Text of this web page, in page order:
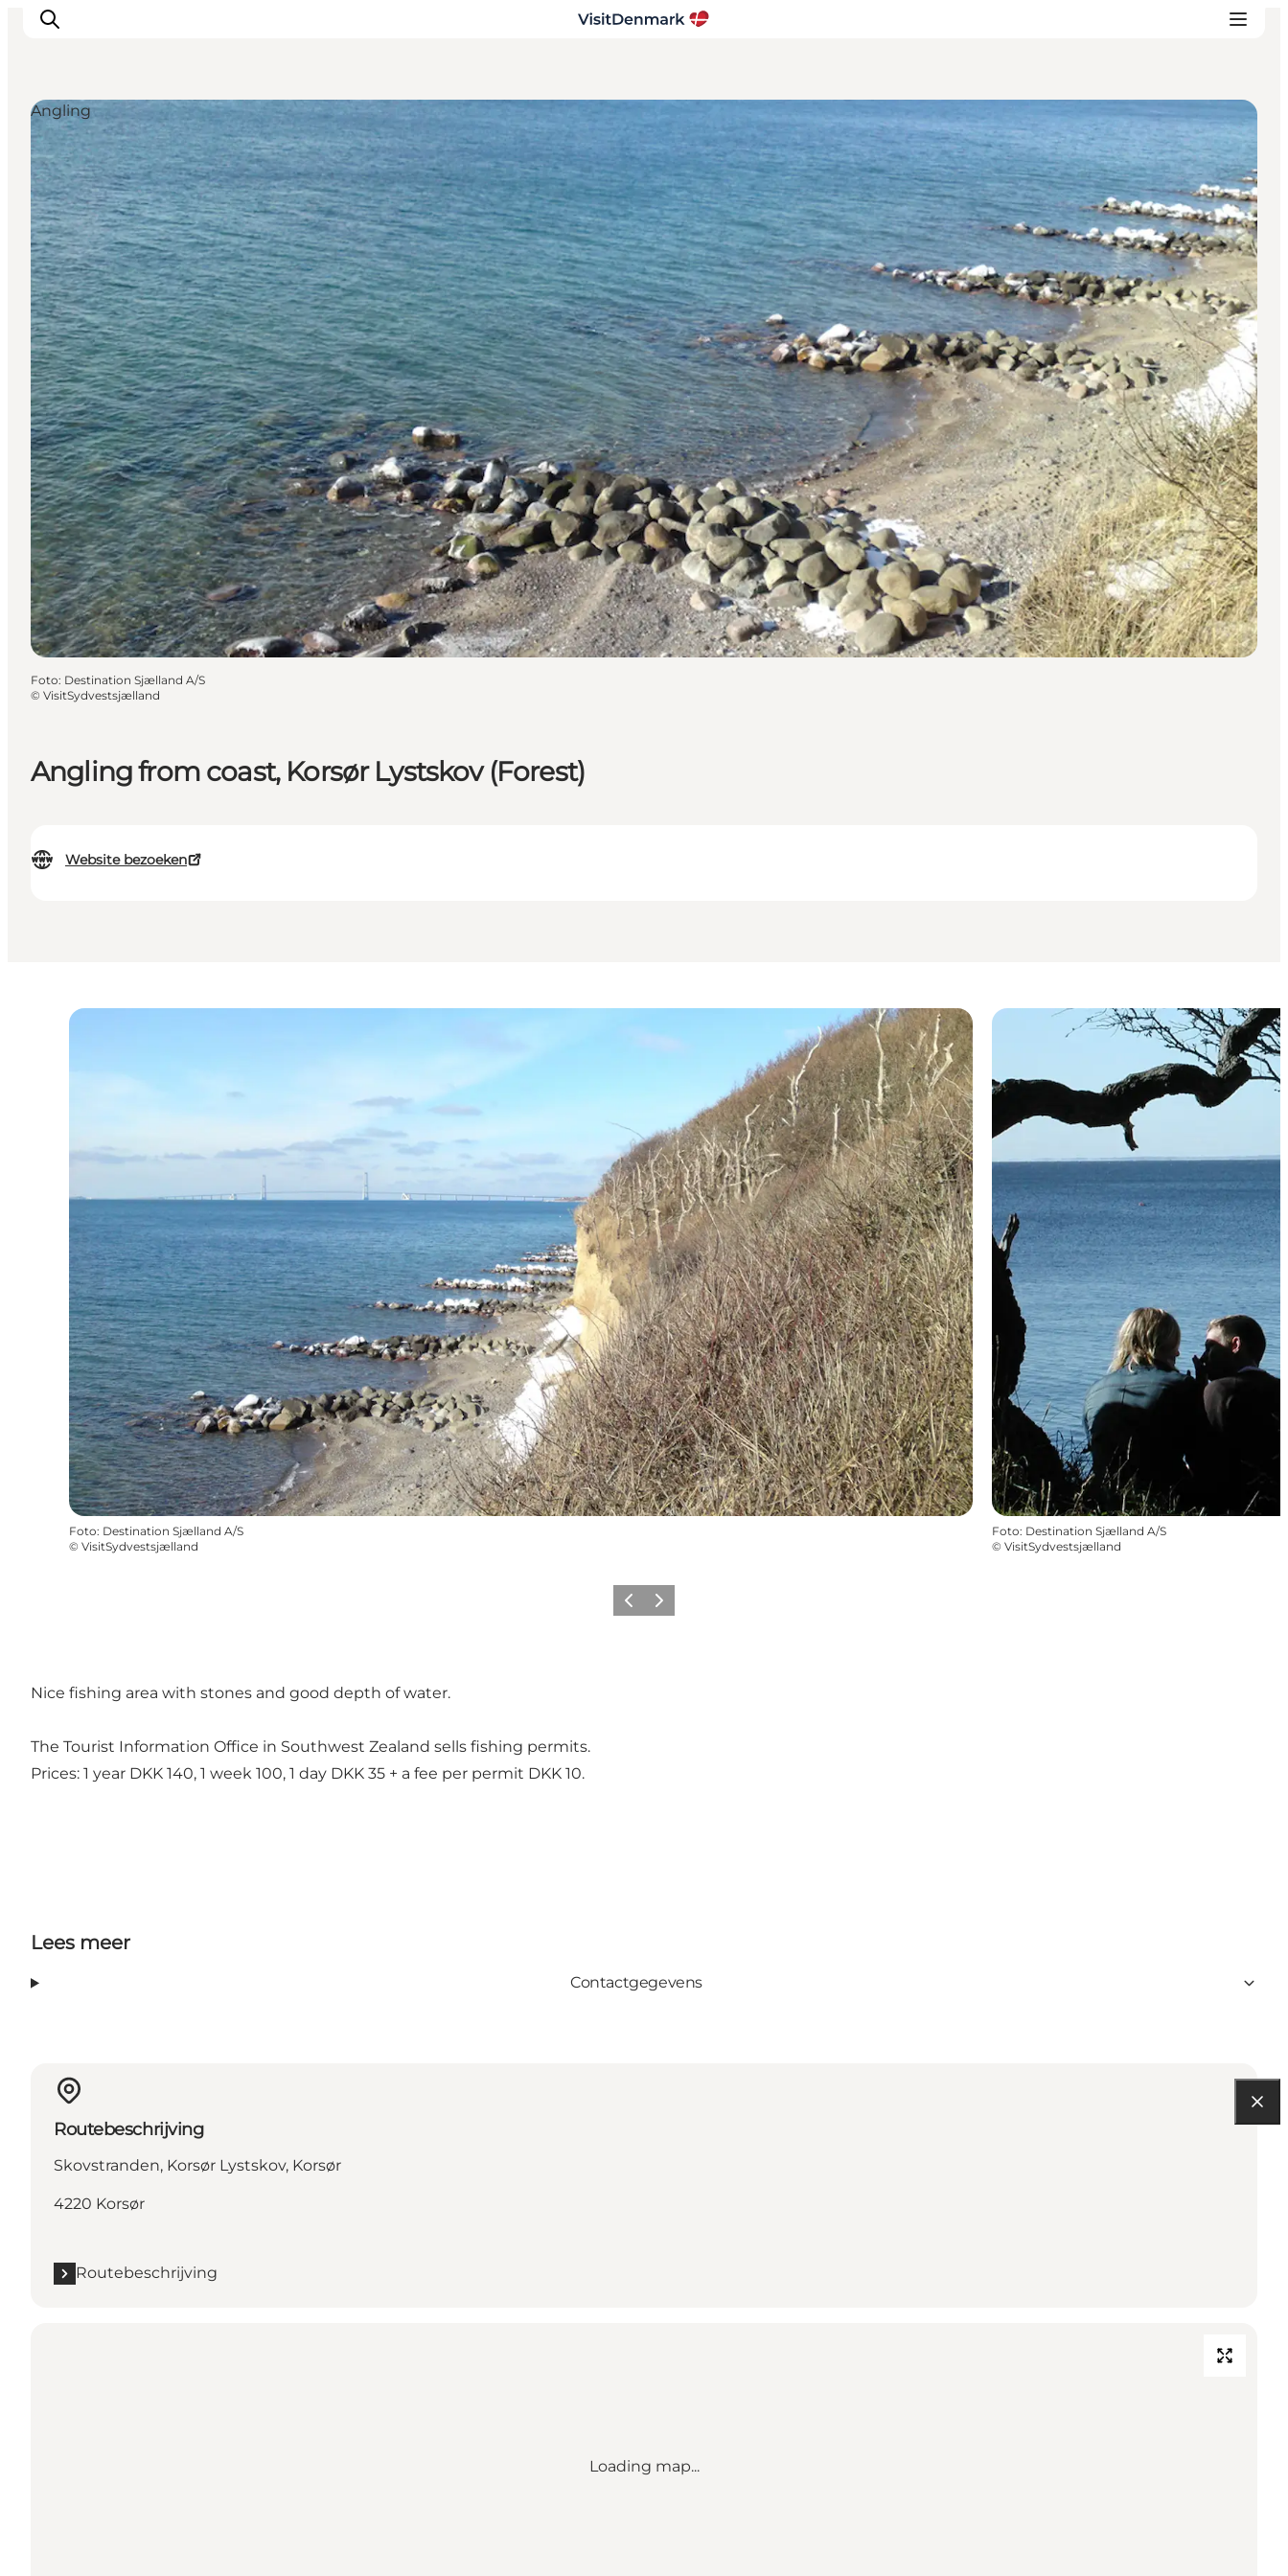
Inspiratie
Bestemmingen
Wat te doen
Accommodaties
Plan je reis
Angling from coast, Korsør Lystskov (Forest)
Website bezoeken
Angling
Foto: Destination Sjælland A/S
© VisitSydvestsjælland
Foto: Destination Sjælland A/S
© VisitSydvestsjælland
Foto: Destination Sjælland A/S
© VisitSydvestsjælland
Vorige Volgende
Nice fishing area with stones and good depth of water.
The Tourist Information Office in Southwest Zealand sells fishing permits.
Prices: 1 year DKK 140, 1 week 100, 1 day DKK 35 + a fee per permit DKK 10.
Lees meer
Contactgegevens
Routebeschrijving
Skovstranden, Korsør Lystskov, Korsør
4220 Korsør
Routebeschrijving
Loading map...